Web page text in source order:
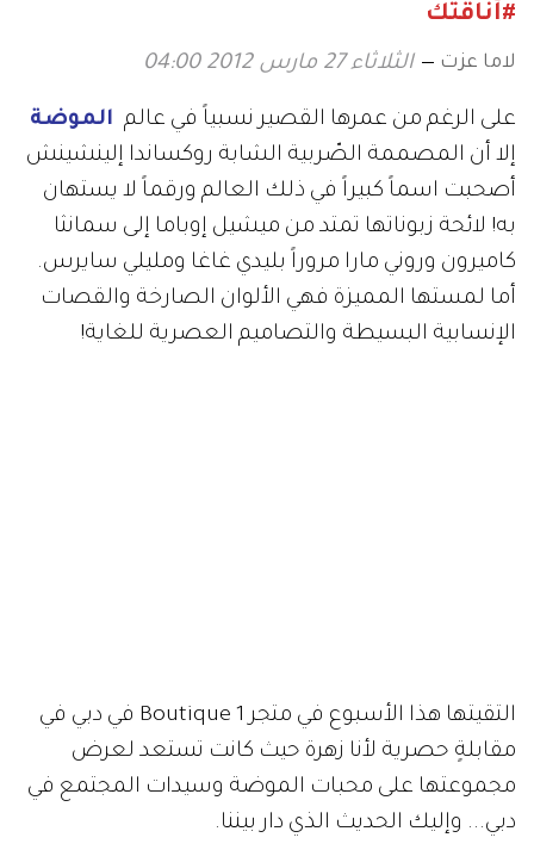
#أناقتك
لاما عزت الثلاثاء 27 مارس 2012 04:00
على الرغم من عمرها القصير نسبياً في عالم الموضة
إلا أن المصممة الصّربية الشابة روكساندا إلينشينش
أصحبت اسماً كبيراً في ذلك العالم ورقماً لا يستهان
به! لائحة زبوناتها تمتد من ميشيل إوباما إلى سمانثا
كاميرون وروني مارا مروراً بليدي غاغا ومليلي سايرس.
أما لمستها المميزة فهي الألوان الصارخة والقصات
الإنسابية البسيطة والتصاميم العصرية للغاية!
التقيتها هذا الأسبوع في متجر Boutique 1 في دبي في
مقابلةٍ حصرية لأنا زهرة حيث كانت تستعد لعرض
مجموعتها على محبات الموضة وسيدات المجتمع في
دبي... وإليك الحديث الذي دار بيننا.